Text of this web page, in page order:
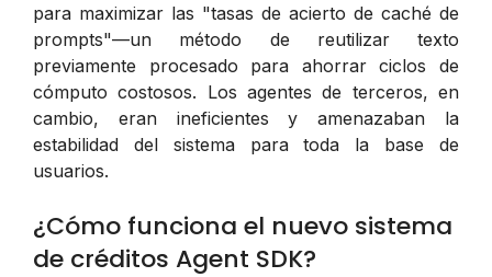
para maximizar las "tasas de acierto de caché de
prompts"—un método de reutilizar texto
previamente procesado para ahorrar ciclos de
cómputo costosos. Los agentes de terceros, en
cambio, eran ineficientes y amenazaban la
estabilidad del sistema para toda la base de
usuarios.
¿Cómo funciona el nuevo sistema
de créditos Agent SDK?